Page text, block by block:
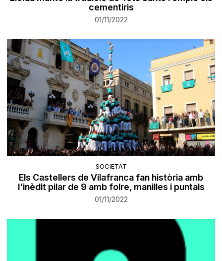
cementiris
01/11/2022
SOCIETAT
Els Castellers de Vilafranca fan història amb
l'inèdit pilar de 9 amb folre, manilles i puntals
01/11/2022